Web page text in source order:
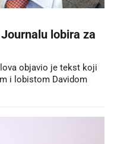
lobira za
objavio je tekst koji
i lobistom Davidom